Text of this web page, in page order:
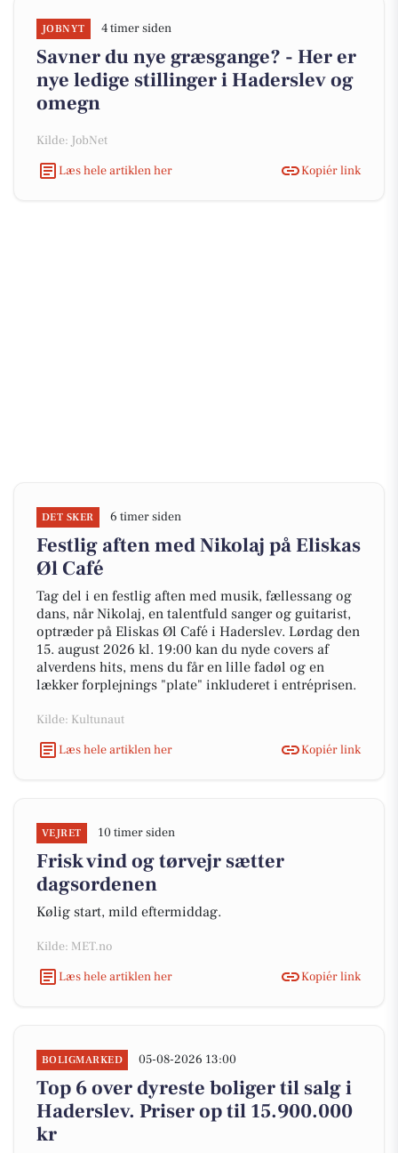
JOBNYT 4 timer siden
Savner du nye græsgange? - Her er
nye ledige stillinger i Haderslev og
omegn
Kilde: JobNet
Læs hele artiklen her
Kopiér link
DET SKER 6 timer siden
Festlig aften med Nikolaj på Eliskas
Øl Café
Tag del i en festlig aften med musik, fællessang og
dans, når Nikolaj, en talentfuld sanger og guitarist,
optræder på Eliskas Øl Café i Haderslev. Lørdag den
15. august 2026 kl. 19:00 kan du nyde covers af
alverdens hits, mens du får en lille fadøl og en
lækker forplejnings "plate" inkluderet i entréprisen.
Kilde: Kultunaut
Læs hele artiklen her
Kopiér link
VEJRET 10 timer siden
Frisk vind og tørvejr sætter
dagsordenen
Kølig start, mild eftermiddag.
Kilde: MET.no
Læs hele artiklen her
Kopiér link
BOLIGMARKED 05-08-2026 13:00
Top 6 over dyreste boliger til salg i
Haderslev. Priser op til 15.900.000
kr